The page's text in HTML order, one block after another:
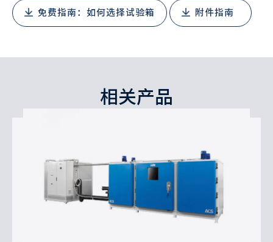
免费指南：如何选择试验箱 附件指南
相关产品